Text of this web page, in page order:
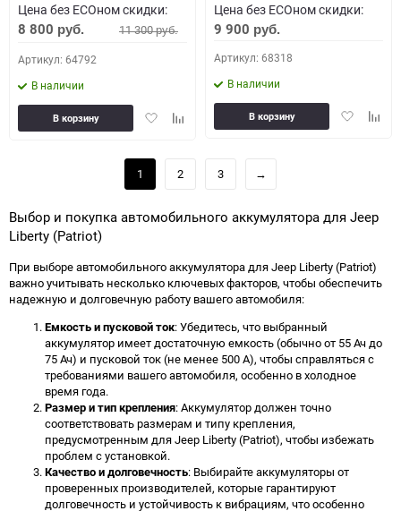
Цена без ECOном скидки:
8 800 руб. 11 300руб.
Артикул: 64792
В наличии
ДобавитьДобавить
В корзину
Цена без ECOном скидки:
9 900 руб.
Артикул: 68318
В наличии
Добавить
В корзину
1 2 3 →
Выбор и покупка автомобильного аккумулятора для Jeep
Liberty (Patriot)
При выборе автомобильного аккумулятора для Jeep Liberty (Patriot)
важно учитывать несколько ключевых факторов, чтобы обеспечить
надежную и долговечную работу вашего автомобиля:
Емкость и пусковой ток: Убедитесь, что выбранный
аккумулятор имеет достаточную емкость (обычно от 55 Ач до
75 Ач) и пусковой ток (не менее 500 А), чтобы справляться с
требованиями вашего автомобиля, особенно в холодное
время года.
Размер и тип крепления: Аккумулятор должен точно
соответствовать размерам и типу крепления,
предусмотренным для Jeep Liberty (Patriot), чтобы избежать
проблем с установкой.
Качество и долговечность: Выбирайте аккумуляторы от
проверенных производителей, которые гарантируют
долговечность и устойчивость к вибрациям, что особенно